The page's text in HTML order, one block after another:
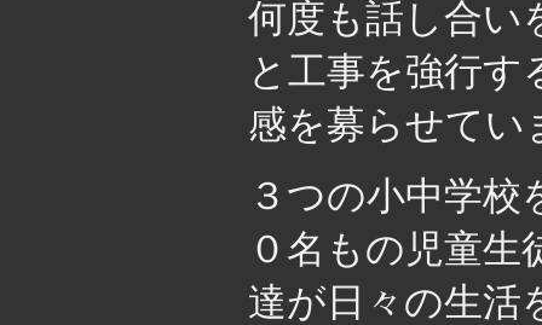
何度も話し合い
と工事を強行す
感を募らせてい
３つの小中学
０名もの児童
達が日々の生活